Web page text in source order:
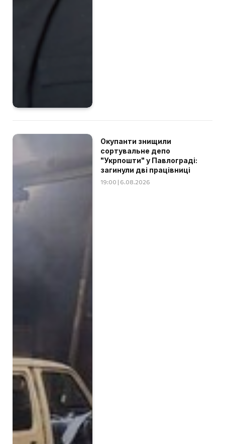
Окупанти знищили
сортувальне депо
"Укрпошти" у Павлограді:
загинули дві працівниці
19:00 | 6.08.2026